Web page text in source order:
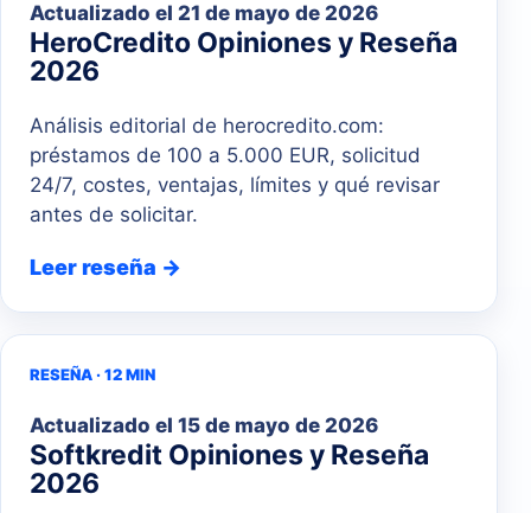
Actualizado el 21 de mayo de 2026
HeroCredito Opiniones y Reseña
2026
Análisis editorial de herocredito.com:
préstamos de 100 a 5.000 EUR, solicitud
24/7, costes, ventajas, límites y qué revisar
antes de solicitar.
Leer reseña →
RESEÑA · 12 MIN
Actualizado el 15 de mayo de 2026
Softkredit Opiniones y Reseña
2026